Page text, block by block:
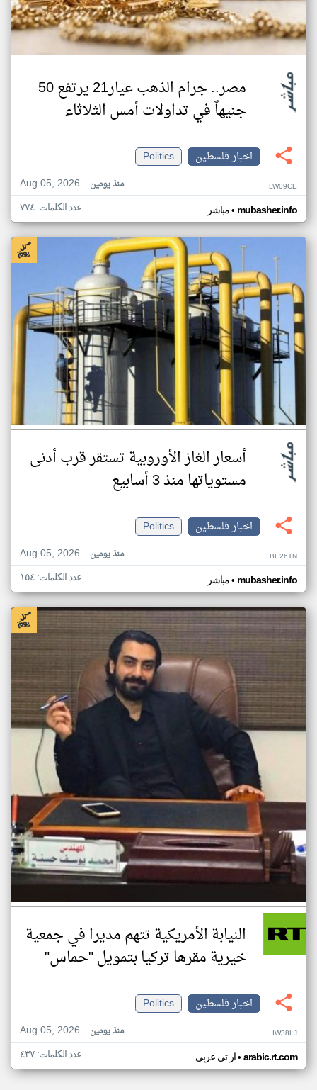
مصر.. جرام الذهب عيار21 يرتفع 50
جنيهاً في تداولات أمس الثلاثاء
اخبار فلسطين
Politics
Aug 05, 2026
منذ يومين LW09CE
مباشر• mubasher.info عدد الكلمات: ٧٧٤
أسعار الغاز الأوروبية تستقر قرب أدنى
مستوياتها منذ 3 أسابيع
اخبار فلسطين
Politics
Aug 05, 2026
منذ يومين BE26TN
مباشر• mubasher.info عدد الكلمات: ١٥٤
النيابة الأمريكية تتهم مديرا في جمعية
خيرية مقرها تركيا بتمويل "حماس"
اخبار فلسطين
Politics
Aug 05, 2026
منذ يومين IW38LJ
ار تي عربي• arabic.rt.com عدد الكلمات: ٤٣٧